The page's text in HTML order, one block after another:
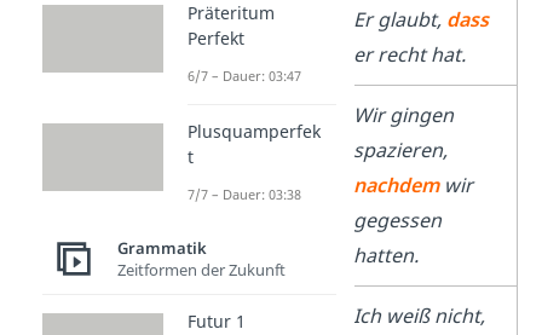
dass Er glaubt, dass
er recht hat.
Wir gingen
spazieren,
nachdem wir
gegessen
hatten.
ob
Ich weiß nicht,
Präteritum
Perfekt
6/7 – Dauer: 03:47
Plusquamperfek
t
7/7 – Dauer: 03:38
Grammatik
Zeitformen der Zukunft
Futur 1